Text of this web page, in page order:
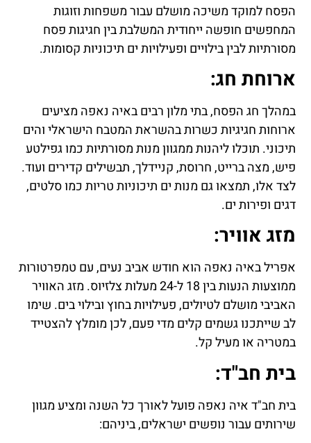
הפסח למוקד משיכה מושלם עבור משפחות וזוגות
המחפשים חופשה ייחודית המשלבת בין חגיגות פסח
מסורתיות לבין בילויים ופעילויות ים תיכוניות קסומות.
ארוחת חג:
במהלך חג הפסח, בתי מלון רבים באיה נאפה מציעים
ארוחות חגיגיות כשרות בהשראת המטבח הישראלי והים
תיכוני. תוכלו ליהנות ממגוון מנות מסורתיות כמו גפילטע
פיש, מצה ברייט, חרוסת, קניידלך, תבשילים קדירים ועוד.
לצד אלו, תמצאו גם מנות ים תיכוניות טריות כמו סלטים,
דגים ופירות ים.
מזג אוויר:
אפריל באיה נאפה הוא חודש אביב נעים, עם טמפרטורות
ממוצעות הנעות בין 18 ל-24 מעלות צלזיוס. מזג האוויר
האביבי מושלם לטיולים, פעילויות בחוץ ובילוי בים. שימו
לב שייתכנו גשמים קלים מדי פעם, לכן מומלץ להצטייד
במטריה או מעיל קל.
בית חב"ד:
בית חב"ד איה נאפה פועל לאורך כל השנה ומציע מגוון
שירותים עבור נופשים ישראלים, ביניהם: